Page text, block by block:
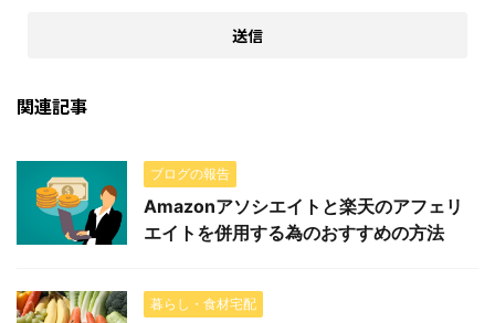
関連記事
ブログの報告
Amazonアソシエイトと楽天のアフェリ
エイトを併用する為のおすすめの方法
暮らし・食材宅配